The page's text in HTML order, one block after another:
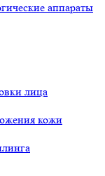
аппараты
лица
кожи